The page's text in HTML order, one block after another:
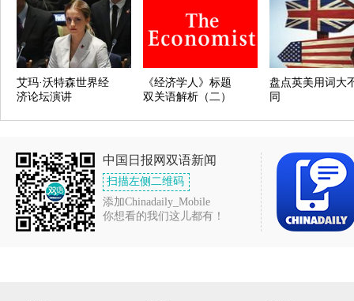
艾玛·沃特森世界经
济论坛演讲
《经济学人》标题
双关语解析（二）
盘点英美用词大
同
中国日报网双语新闻
扫描左侧二维码
添加Chinadaily_Mobile
你想看的我们这儿都有！